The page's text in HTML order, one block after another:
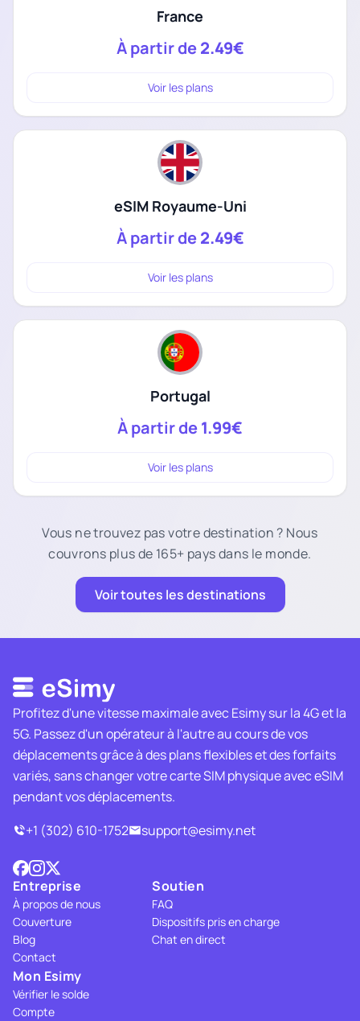
France
À partir de2.49€
Voir les plans
eSIM Royaume-Uni
À partir de2.49€
Voir les plans
Portugal
À partir de1.99€
Voir les plans
Vous ne trouvez pas votre destination ? Nous
couvrons plus de 165+ pays dans le monde.
Voir toutes les destinations
Profitez d'une vitesse maximale avec Esimy sur la 4G et la
5G. Passez d'un opérateur à l'autre au cours de vos
déplacements grâce à des plans flexibles et des forfaits
variés, sans changer votre carte SIM physique avec eSIM
pendant vos déplacements.
+1 (302) 610-1752
support@esimy.net
Entreprise
À propos de nous
Couverture
Blog
Contact
Soutien
FAQ
Dispositifs pris en charge
Chat en direct
Mon Esimy
Vérifier le solde
Compte